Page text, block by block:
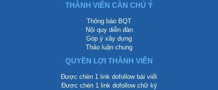
THÀNH VIÊN CẦN CHÚ Ý
Thông báo BQT
Nội quy diễn đàn
Góp ý xây dựng
Thảo luận chung
QUYỀN LỢI THÀNH VIÊN
Được chèn 1 link dofollow bài viết
Được chèn 1 link dofollow chữ ký